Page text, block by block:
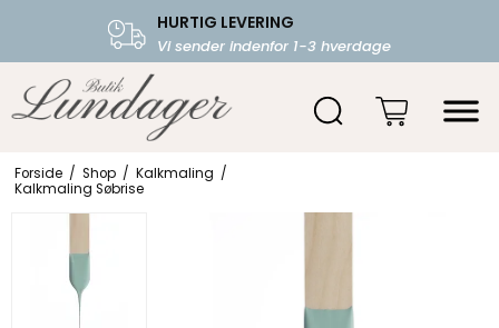
HURTIG LEVERING
Vi sender indenfor 1-3 hverdage
FRI FRAGT OVER 599.-
Starter fra 39,-
Forside / Shop / Kalkmaling /
Kalkmaling Søbrise